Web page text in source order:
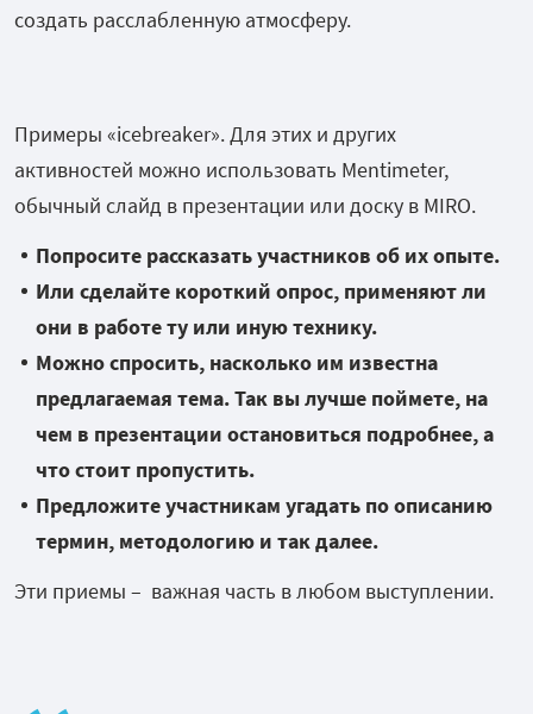
создать расслабленную атмосферу.
Примеры «icebreaker».Для этих и других
активностей можно использовать Mentimeter,
обычный слайд в презентации или доску в MIRO.
Попросите рассказать участников об их опыте.
Или сделайте короткий опрос, применяют ли
они в работе ту или иную технику.
Можно спросить, насколько им известна
предлагаемая тема. Так вы лучше поймете, на
чем в презентации остановиться подробнее, а
что стоит пропустить.
Предложите участникам угадать по описанию
термин, методологию и так далее.
Эти приемы – важная часть в любом выступлении.